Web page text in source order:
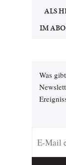
ALS
IM ABO
Was